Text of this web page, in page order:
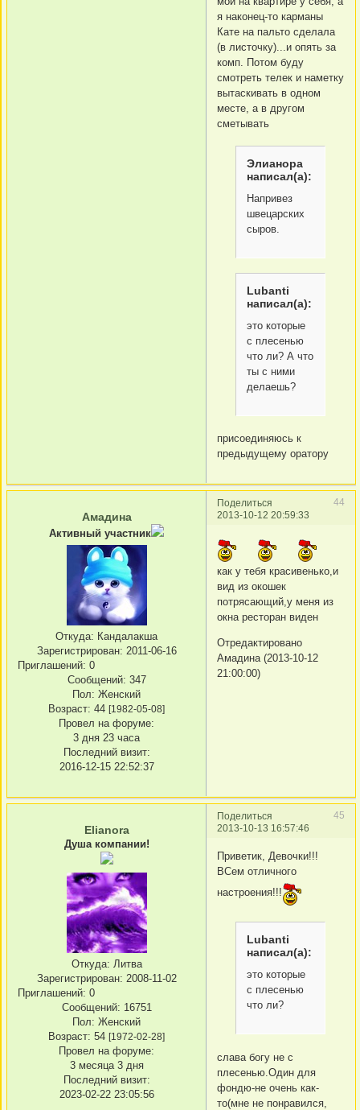
я наконец-то карманы
Кате на пальто сделала
(в листочку)...и опять за
комп. Потом буду
смотреть телек и наметку
вытаскивать в одном
месте, а в другом
сметывать
Элианора
написал(а):
Напривез
швецарских
сыров.
Lubanti
написал(а):
это которые
с плесенью
что ли? А что
ты с ними
делаешь?
присоединяюсь к
предыдущему оратору
Поделиться
44
2013-10-12 20:59:33
Амадина
Активный участник
Откуда: Кандалакша
Зарегистрирован: 2011-06-16
Приглашений: 0
Сообщений: 347
Пол: Женский
Возраст: 44 [1982-05-08]
Провел на форуме:
3 дня 23 часа
Последний визит:
2016-12-15 22:52:37
как у тебя красивенько,и
вид из окошек
потрясающий,у меня из
окна ресторан виден
Отредактировано
Амадина (2013-10-12
21:00:00)
Поделиться
45
2013-10-13 16:57:46
Elianora
Душа компании!
Откуда: Литва
Зарегистрирован: 2008-11-02
Приглашений: 0
Сообщений: 16751
Пол: Женский
Возраст: 54 [1972-02-28]
Провел на форуме:
3 месяца 3 дня
Последний визит:
2023-02-22 23:05:56
Приветик, Девочки!!!
ВСем отличного
настроения!!!
Lubanti
написал(а):
это которые
с плесенью
что ли?
слава богу не с
плесенью.Один для
фондю-не очень как-
то(мне не понравился,